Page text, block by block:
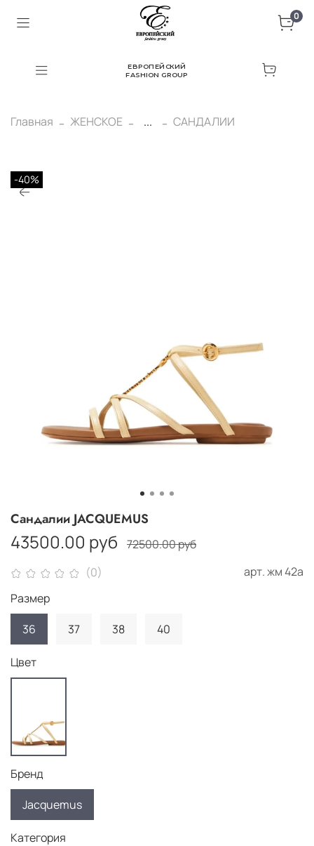
0
ЕВРОПЕЙСКИЙ
FASHION GROUP
Главная ЖЕНСКОЕ ... САНДАЛИИ
-40%
(0) арт.жм 42а
Сандалии JACQUEMUS
43500.00 руб 72500.00 руб
Размер
36
37 38 40
Цвет
Бренд
Jacquemus
Категория